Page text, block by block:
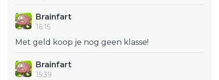
Brainfart
16:15
Met geld koop je nog geen klasse!
Brainfart
15:39